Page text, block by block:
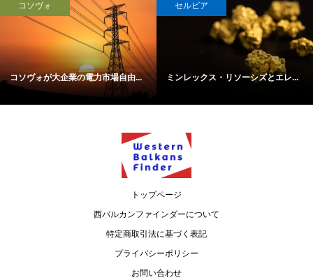
コソヴォ
コソヴォが大企業の電力市場自由...
セルビア
ミンレックス・リソーシズとエレ...
トップページ
西バルカンファインダーについて
特定商取引法に基づく表記
プライバシーポリシー
お問い合わせ